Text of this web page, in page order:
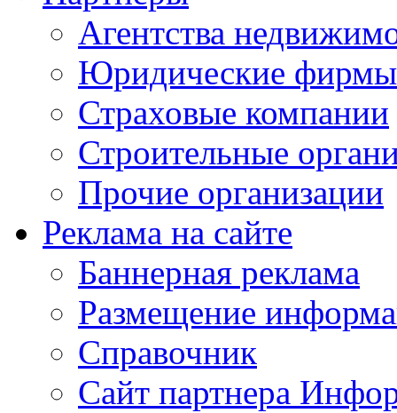
Агентства
Юридические фирмы
Страховые компании
Строительные
Прочие организации
Реклама на сайте
Баннерная реклама
Размещение
Справочник
Сайт партнера